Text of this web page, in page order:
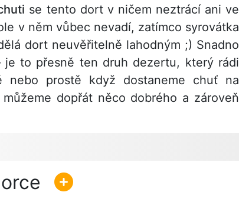
se tento dort v ničem neztrácí ani ve
v něm vůbec nevadí, zatímco syrovátka
dort neuvěřitelně lahodným ;) Snadno
to přesně ten druh dezertu, který rádi
nebo prostě když dostaneme chuť na
dopřát něco dobrého a zároveň